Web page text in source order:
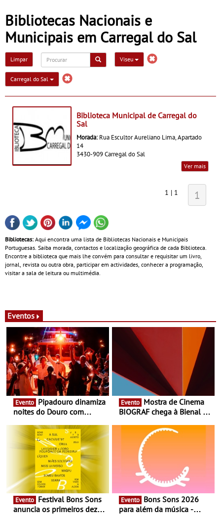
Bibliotecas Nacionais e
Municipais em Carregal do Sal
Limpar Viseu
Carregal do Sal
Biblioteca Municipal de Carregal do
Sal
Morada: Rua Escultor Aureliano Lima, Apartado
14
3430-909 Carregal do Sal
Ver mais
1 | 1 1
Bibliotecas: Aqui encontra uma lista de Bibliotecas Nacionais e Municipais
Portuguesas. Saiba morada, contactos e localização geográfica de cada Biblioteca.
Encontre a biblioteca que mais lhe convém para consultar e requisitar um livro,
jornal, revista ou outra obra, participar em actividades, conhecer a programação,
visitar a sala de leitura ou multimédia.
Eventos
Evento
noites do Douro com
vinho, gastronomia e
música
Evento
BIOGRAF chega à Bienal de
Documentário, ensaio
fílmico e práticas artísticas
Evento
anuncia os primeiros dez
Evento
para além da música -